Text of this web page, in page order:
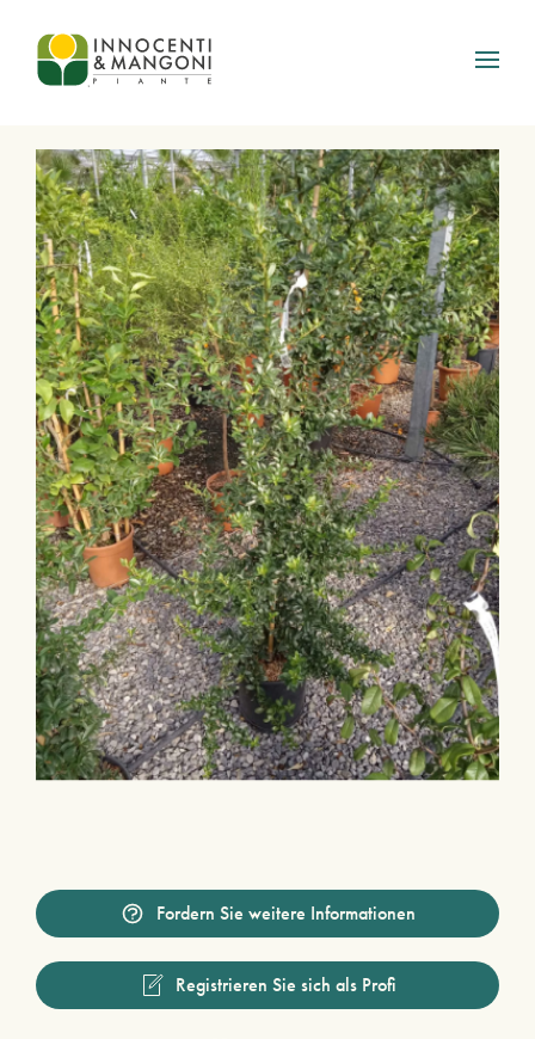
Skip to main content
Fordern Sie weitere Informationen
Registrieren Sie sich als Profi